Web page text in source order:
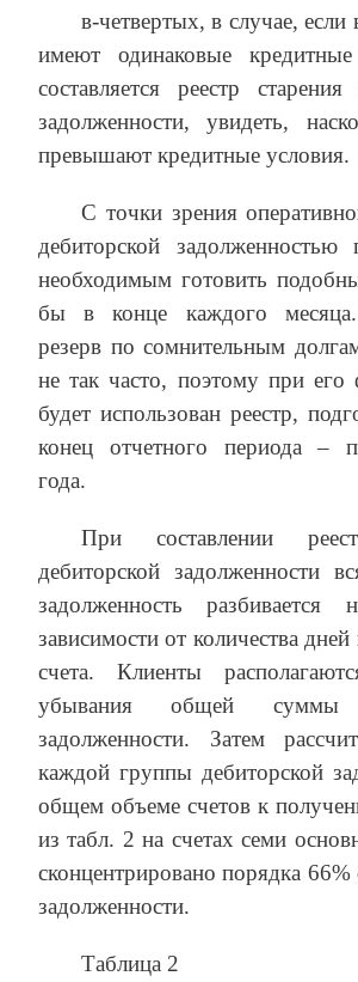
в-четвертых, в случае, если
имеют одинаковые
составляется реестр
задолженности, увидеть,
превышают кредитные условия.
С точки зрения
дебиторской задолженностью
необходимым готовить
бы в конце каждого месяца.
резерв по сомнительным
не так часто, поэтому при его
будет использован реестр,
конец отчетного периода –
года.
При составлении
дебиторской задолженности
задолженность
зависимости от количества
счета. Клиенты
убывания общей суммы
задолженности. Затем
каждой группы дебиторской
общем объеме счетов к
из табл. 2 на счетах семи
сконцентрировано порядка
задолженности.
Таблица 2